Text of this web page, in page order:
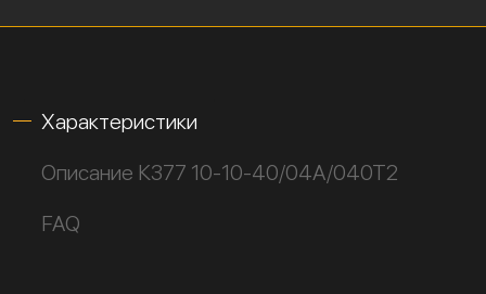
Характеристики
Описание К377 10-10-40/04А/040Т2
FAQ